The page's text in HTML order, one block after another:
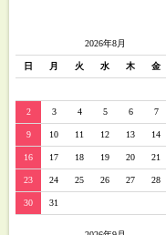
2026年8月
日 月 火 水 木 金
2 3 4 5 6 7
9 10 11 12 13 14
16 17 18 19 20 21
23 24 25 26 27 28
30 31